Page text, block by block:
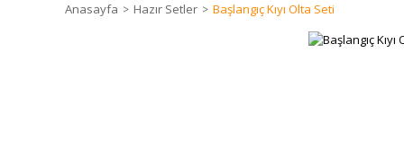
Anasayfa Hazır Setler Başlangıç Kıyı Olta Seti